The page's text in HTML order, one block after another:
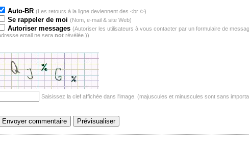
Auto-BR (Les retours à la ligne deviennent des <br />)
Se rappeler de moi (Nom, e-mail & site Web)
Autoriser messages (Autoriser les utilisateurs à vous contacter par un formulaire de
email ne seranot révélée.))
Saisissez la clef affichée dans l'image. (majuscules et minuscules sont sans